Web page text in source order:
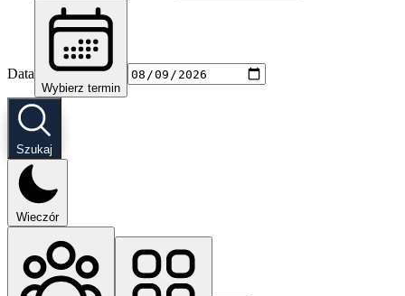
Data
Wybierz termin
Szukaj
Wieczór